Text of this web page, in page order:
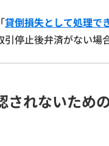
貸倒損失として処理で
停止後弁済がない場
されないため